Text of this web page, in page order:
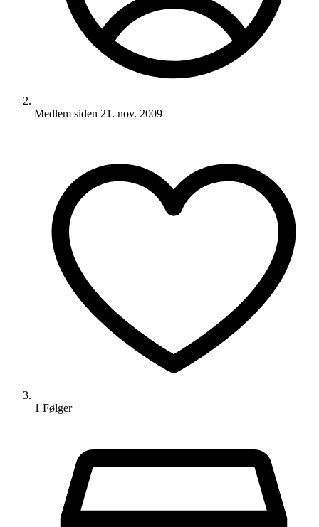
Medlem siden 21. nov. 2009
1 Følger